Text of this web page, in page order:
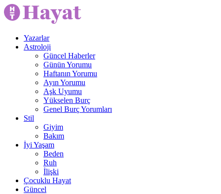
Yazarlar
Astroloji
Güncel Haberler
Günün Yorumu
Haftanın Yorumu
Ayın Yorumu
Aşk Uyumu
Yükselen Burç
Genel Burç Yorumları
Stil
Giyim
Bakım
İyi Yaşam
Beden
Ruh
İlişki
Çocuklu Hayat
Güncel